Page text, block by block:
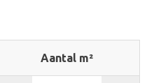
Aantal m²